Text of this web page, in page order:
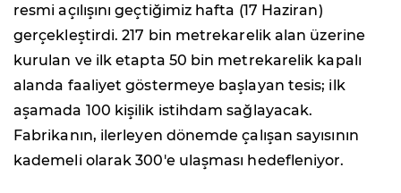
resmi açılışını geçtiğimiz hafta (17 Haziran)
gerçekleştirdi. 217 bin metrekarelik alan üzerine
kurulan ve ilk etapta 50 bin metrekarelik kapalı
alanda faaliyet göstermeye başlayan tesis; ilk
aşamada 100 kişilik istihdam sağlayacak.
Fabrikanın, ilerleyen dönemde çalışan sayısının
kademeli olarak 300'e ulaşması hedefleniyor.